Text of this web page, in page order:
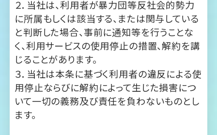
く、利用サービスの使用停止の措置、解約を講
じることがあります。
３．当社は本条に基づく利用者の違反による使
用停止ならびに解約によって生じた損害につ
いて一切の義務及び責任を負わないものとし
ます。
第２１条 紛争の解決
本規約の条項の解釈、または本サイトの利用